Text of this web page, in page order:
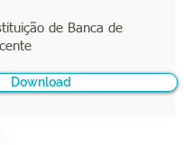
de Banca de
Download